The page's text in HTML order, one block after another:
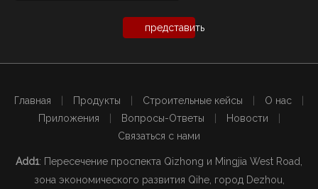
представить
Главная Продукты Строительные кейсы О нас
Приложения
Вопросы-Ответы Новости
Связаться с нами
Add1: Пересечение проспекта Qizhong и Mingjia West Road,
зона экономического развития Qihe, город Dezhou,